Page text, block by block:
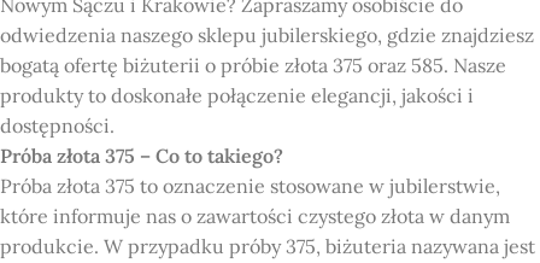
Nowym Sączu i Krakowie? Zapraszamy osobiście do
odwiedzenia naszego sklepu jubilerskiego, gdzie znajdziesz
bogatą ofertę biżuterii o próbie złota 375 oraz 585. Nasze
produkty to doskonałe połączenie elegancji, jakości i
dostępności.
Próba złota 375 – Co to takiego?
Próba złota 375 to oznaczenie stosowane w jubilerstwie,
które informuje nas o zawartości czystego złota w danym
produkcie. W przypadku próby 375, biżuteria nazywana jest